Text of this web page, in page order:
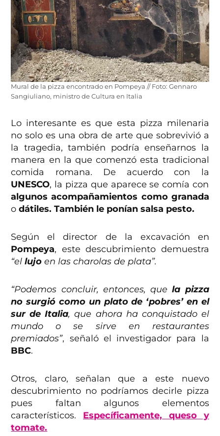
Mural de la pizza encontrado en Pompeya // Foto: Gennaro
Sangiuliano, ministro de Cultura en Italia
Lo interesante es que esta pizza milenaria
no solo es una obra de arte que sobrevivió a
la tragedia, también podría enseñarnos la
manera en la que comenzó esta tradicional
comida romana. De acuerdo con la
UNESCO, la pizza que aparece se comía con
algunos acompañamientos como granada
odátiles. También le ponían salsa pesto.
Según el director de la excavación en
Pompeya, este descubrimiento demuestra
“ellujo en las charolas de plata”.
“Podemos concluir, entonces, quela pizza
no surgió como un plato de ‘pobres’ en el
sur de Italia, que ahora ha conquistado el
mundo o se sirve en restaurantes
premiados”, señaló el investigador para la
BBC.
Otros, claro, señalan que a este nuevo
descubrimiento no podríamos decirle pizza
pues faltan algunos elementos
característicos. Específicamente, queso y
tomate.